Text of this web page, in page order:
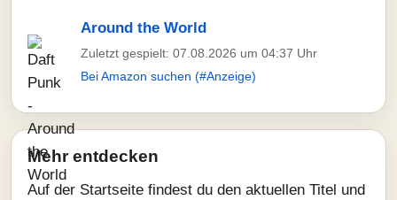
Around the World
Zuletzt gespielt: 07.08.2026 um 04:37 Uhr
Bei Amazon suchen (#Anzeige)
Mehr entdecken
Auf der Startseite findest du den aktuellen Titel und